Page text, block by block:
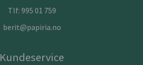
Tlf: 995 01 759
berit@papiria.no
Kundeservice